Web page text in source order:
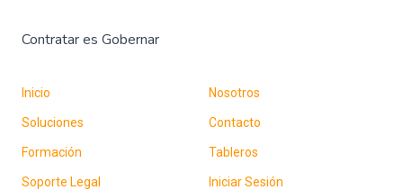
Contratar es Gobernar
Inicio
Soluciones
Formación
Soporte Legal
Nosotros
Contacto
Tableros
Iniciar Sesión